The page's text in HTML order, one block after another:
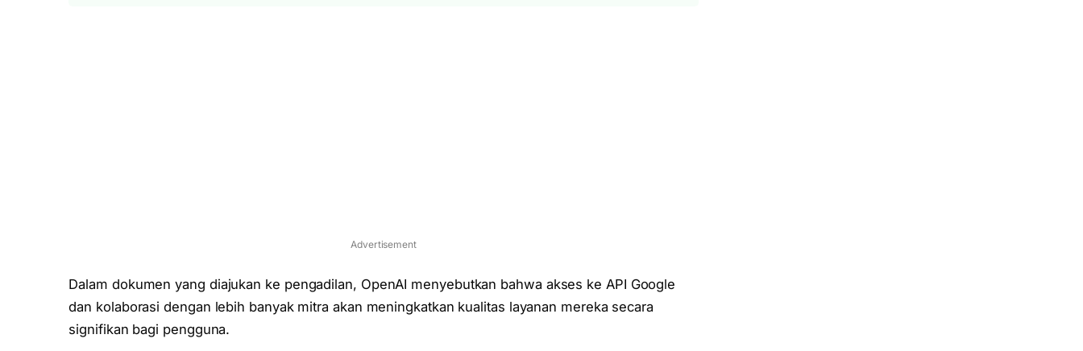
Advertisement
Dalam dokumen yang diajukan ke pengadilan, OpenAI menyebutkan bahwa akses ke API Google
dan kolaborasi dengan lebih banyak mitra akan meningkatkan kualitas layanan mereka secara
signifikan bagi pengguna.